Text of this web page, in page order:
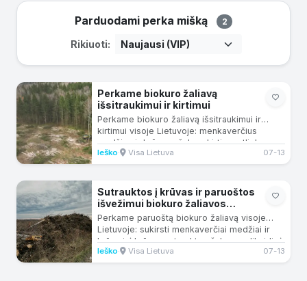
Parduodami perka mišką 2
Rikiuoti:
Perkame biokuro žaliavą
išsitraukimui ir kirtimui
Perkame biokuro žaliavą išsitraukimui ir
kirtimui visoje Lietuvoje: menkaverčius
medžius ir krūmus; šakas; kirtimo atliekas.
Perkamos žaliavos...
Ieško· Visa Lietuva 07-13
Sutrauktos į krūvas ir paruoštos
išvežimui biokuro žaliavos
supirkimas
Perkame paruoštą biokuro žaliavą visoje
Lietuvoje: sukirsti menkaverčiai medžiai ir
krūmai; į krūvas sutrauktos šakos; nelikvidinė
mediena;...
Ieško· Visa Lietuva 07-13